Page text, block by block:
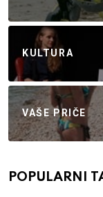
KULTURA
VAŠE PRIČE
POPULARNI